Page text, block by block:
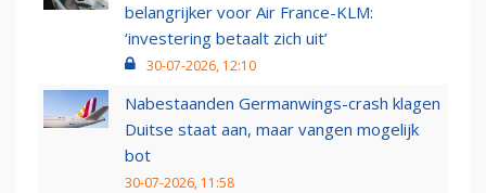
belangrijker voor Air France-KLM:
‘investering betaalt zich uit’
30-07-2026, 12:10
Nabestaanden Germanwings-crash klagen
Duitse staat aan, maar vangen mogelijk
bot
30-07-2026, 11:58